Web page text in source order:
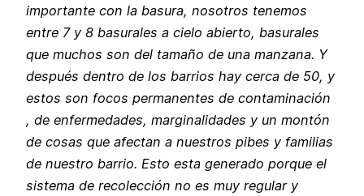
importante con la basura, nosotros tenemos
entre 7 y 8 basurales a cielo abierto, basurales
que muchos son del tamaño de una manzana. Y
después dentro de los barrios hay cerca de 50, y
estos son focos permanentes de contaminación
, de enfermedades, marginalidades y un montón
de cosas que afectan a nuestros pibes y familias
de nuestro barrio. Esto esta generado porque el
sistema de recolección no es muy regular y